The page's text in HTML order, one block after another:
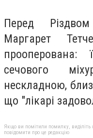
Перед
Маргарет
сечового
нескладною,
що "лікарі
Якщо ви помітили помилку, виділіть
повідомити про це редакцію